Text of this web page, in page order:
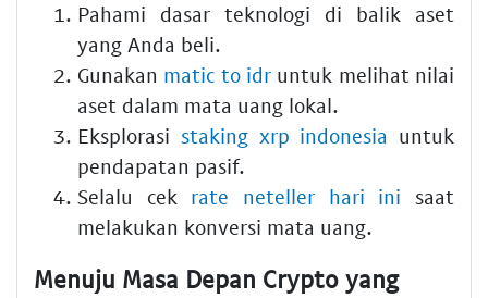
Pahami dasar teknologi di balik aset
yang Anda beli.
Gunakan matic to idr untuk melihat nilai
aset dalam mata uang lokal.
Eksplorasi staking xrp indonesia untuk
pendapatan pasif.
Selalu cek rate neteller hari ini saat
melakukan konversi mata uang.
Menuju Masa Depan Crypto yang